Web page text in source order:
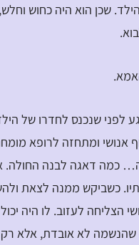
שכן הוא היה כחוש
לפני שנכנס לחדרו של
אנושי ומתחזה לרופא
כמה דאגה לבנה החולה.
כשביקש ממנה לצאת
הצליחה לעזוב. לו היה
שהנשמה לא אובדת, אלא רק